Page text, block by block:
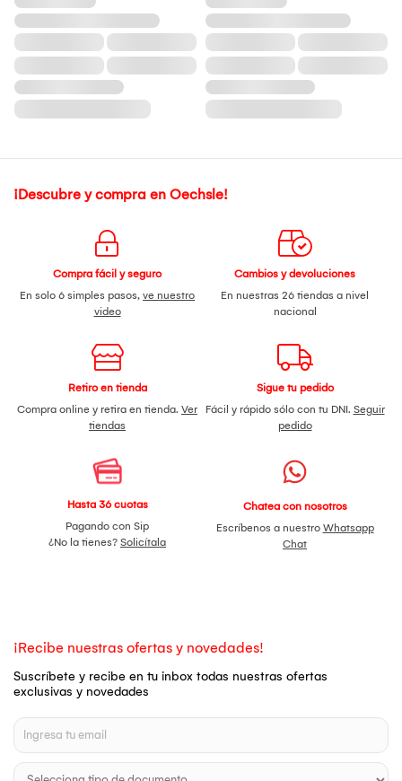
¡Descubre y compra en Oechsle!
Compra fácil y seguro
En solo 6 simples pasos, ve nuestro
video
Cambios y devoluciones
En nuestras 26 tiendas a nivel
nacional
Retiro en tienda
Compra online y retira en tienda. Ver
tiendas
Sigue tu pedido
Fácil y rápido sólo con tu DNI. Seguir
pedido
Hasta 36 cuotas
Pagando con Sip
¿No la tienes? Solicítala
Chatea con nosotros
Escríbenos a nuestro Whatsapp
Chat
¡Recibe nuestras ofertas y novedades!
Suscríbete y recibe en tu inbox todas nuestras ofertas
exclusivas y novedades